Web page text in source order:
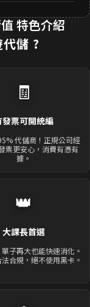
特色介紹
儲 ?
🧾
發票可開統編
代儲商！正規公司經
票更安心，消費有憑有
據。
👑
大課長首選
子再大也能快速消化。
合規，絕不使用黑卡。